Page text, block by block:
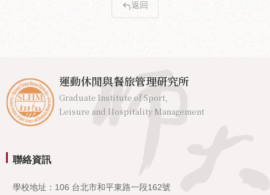
返回
運動休閒與餐旅管理研究所
Graduate Institute of Sport,
Leisure and Hospitality Management
聯絡資訊
學校地址：106 台北市和平東路一段162號